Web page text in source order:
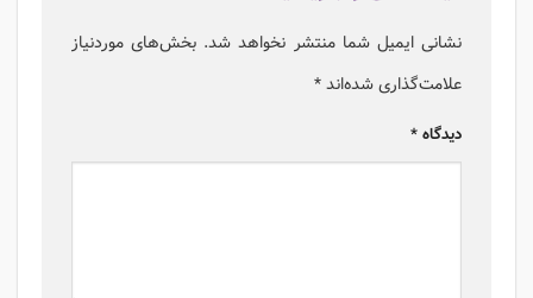
نشانی ایمیل شما منتشر نخواهد شد. بخش‌های موردنیاز
علامت‌گذاری شده‌اند*
دیدگاه *